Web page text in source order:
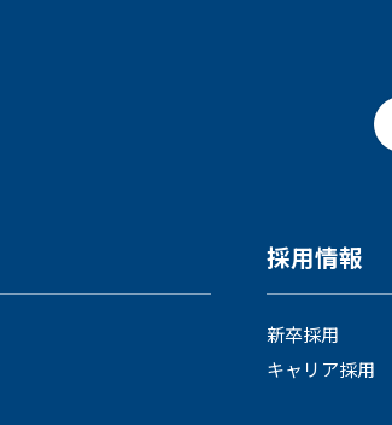
採用情報
新卒採用
キャリア採用